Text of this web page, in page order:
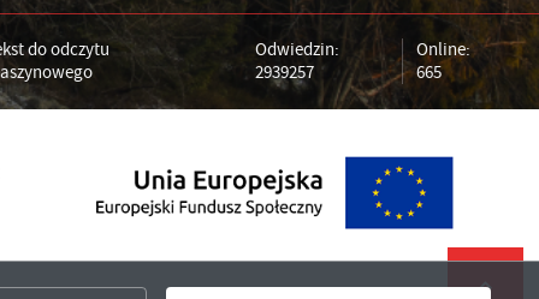
do odczytu
Odwiedzin:
2939257
Online:
665